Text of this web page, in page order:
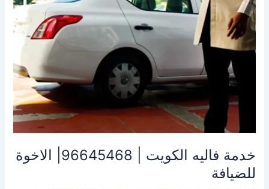
خدمة فاليه الكويت | 96645468| الاخوة
للضيافة